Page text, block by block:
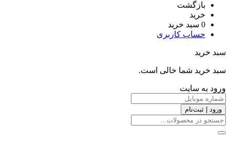
بازگشت
خرید
0 سبد خرید
حساب کاربری
سبد خرید
سبد خرید شما خالی است.
ورود به سایت
ورود | ثبت‌نام